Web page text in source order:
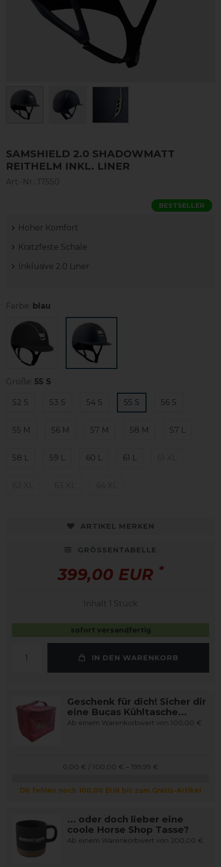
SAMSHIELD 2.0 SHADOWMATT
REITHELM INKL. LINER
Art.-Nr.: 17550
BESTSELLER
Hoher Komfort
Kratzfeste Schale
Inklusive 2.0 Liner
Farbe: blau
Größe: 55 S
52 S 53 S 54 S 55 S 56 S
55 M 56 M 57 M 58 M 57 L
58 L 59 L 60 L 61 L
ARTIKEL MERKEN
GRÖSSENTABELLE
399,00 EUR *
Inhalt 1 Stück
sofort versandfertig
IN DEN WARENKORB
Geschenk für dich! Sicher dir
eine Bucas Kühltasche...
Ab einem Warenkorbwert von 100,00 €
0,00 € / 100,00 € – 199,99 €
Dir fehlen noch 100,00 EUR bis zum Gratis-Artikel
... oder doch lieber eine
coole Horse Shop Tasse?
Ab einem Warenkorbwert von 200,00 €